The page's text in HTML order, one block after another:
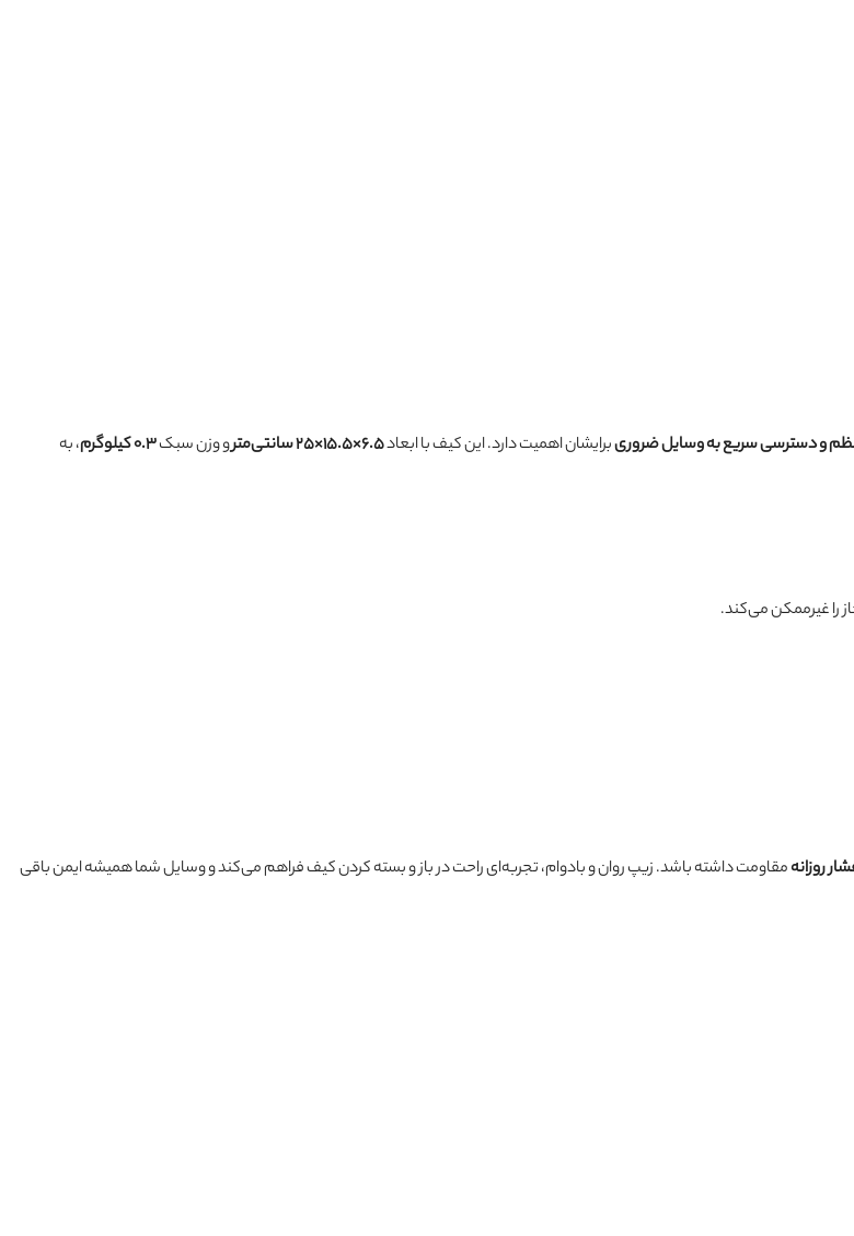
و دسترسی سریع به وسایل ضروریبرایشان اهمیت دارد. این کیف با ابعاد۶.۵×۱۵.۵×۲۵ سانتی‌متر و وزن سبک۰.۳ کیلوگرم
، به
را غیرممکن می‌کند.
روزانهمقاومت داشته باشد. زیپ روان و بادوام، تجربه‌ای راحت در باز و بسته کردن کیف فراهم می‌کند و وسایل شما همیشه ایمن باقی